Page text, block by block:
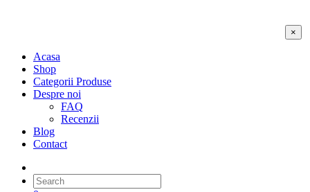
×
Acasa
Shop
Categorii Produse
Despre noi
FAQ
Recenzii
Blog
Contact